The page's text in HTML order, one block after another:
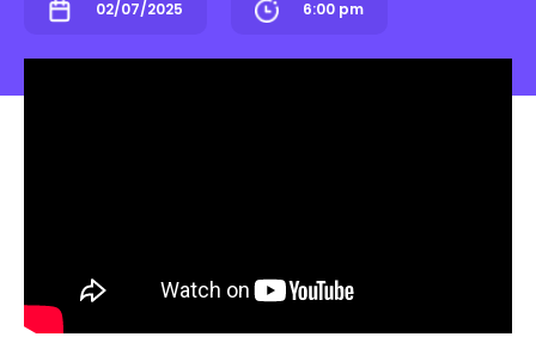
02/07/2025 6:00 pm